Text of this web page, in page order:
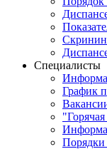
Специалисты
График
Порядки